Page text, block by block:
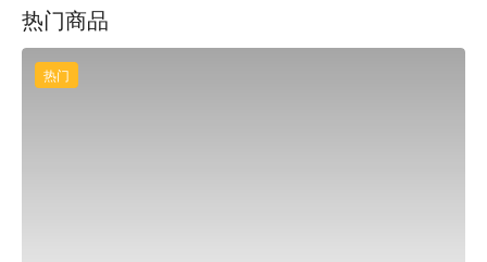
的建議，並以最適合您的手法讓您好好放鬆。
綠林足道養生館預約、綠林足道養生館價格、綠林足道養生館
優惠立刻查看⬇︎
热门商品
热门